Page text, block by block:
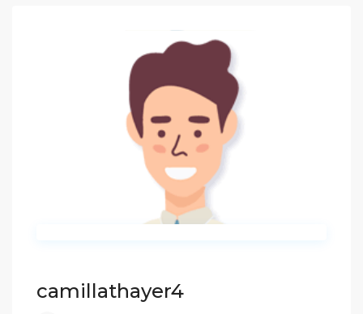
camillathayer4